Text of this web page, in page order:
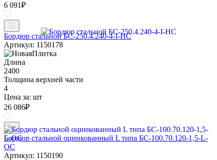
6 091₽
Бордюр стальной БС-250.4.240-4-I-НС
Артикул: 1150178
Длина
2400
Толщина верхней части
4
Цена за: шт
26 086₽
Бордюр стальной оцинкованный L типа БС-100.70.120-1,5-L-
ОС
Артикул: 1150190